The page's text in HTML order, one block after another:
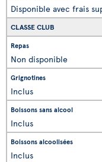
Disponible avec frais
CLASSE CLUB
Non disponible
Inclus
Inclus
Inclus